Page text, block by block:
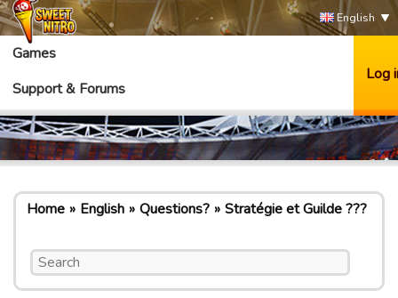
English
Games
Support & Forums
Log
Home English Questions? Stratégie et Guilde ???